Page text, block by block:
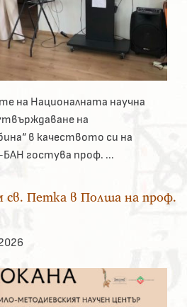
на Националната научна
на
в качеството си на
гостува проф. ...
св. Петка в Полша на проф.